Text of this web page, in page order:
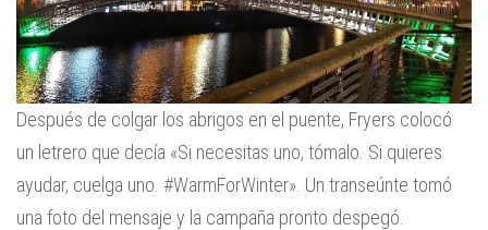
Después de colgar los abrigos en el puente, Fryers colocó
un letrero que decía «Si necesitas uno, tómalo. Si quieres
ayudar, cuelga uno. #WarmForWinter». Un transeúnte tomó
una foto del mensaje y la campaña pronto despegó.